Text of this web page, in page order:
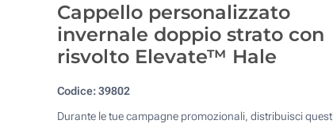
Cappello personalizzato
invernale doppio strato con
risvolto Elevate™ Hale
Codice: 39802
Durante le tue campagne promozionali, distribuisci